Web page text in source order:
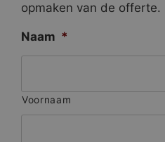
opmaken van de offerte.
Naam *
Voornaam